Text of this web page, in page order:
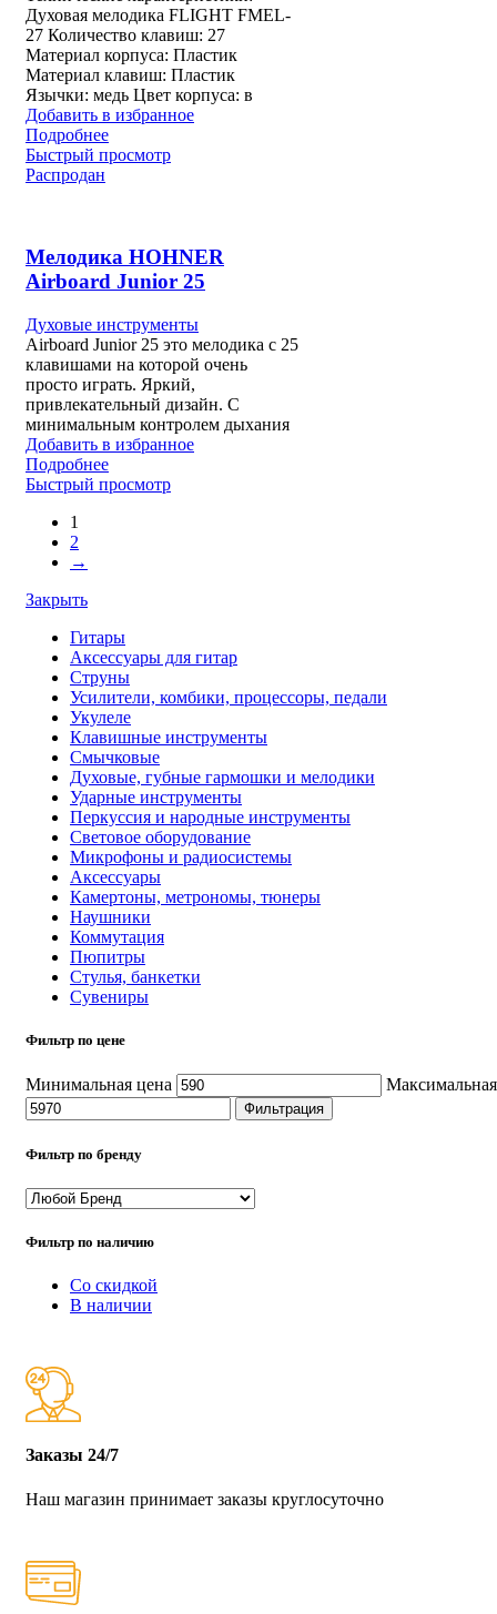
Закрыть
Гитары
Аксессуары для гитар
Струны
Усилители, комбики, процессоры, педали
Укулеле
Клавишные инструменты
Смычковые
Духовые, губные гармошки и мелодики
Ударные инструменты
Перкуссия и народные инструменты
Световое оборудование
Микрофоны и радиосистемы
Аксессуары
Камертоны, метрономы, тюнеры
Наушники
Коммутация
Пюпитры
Стулья, банкетки
Сувениры
Фильтр по цене
Минимальная цена
Фильтрация
Фильтр по бренду
Фильтр по наличию
Со скидкой
В наличии
Духовая мелодика FLIGHT FMEL-
27 Количество клавиш: 27
Материал корпуса: Пластик
Материал клавиш: Пластик
Язычки: медь Цвет корпуса: в
Добавить в избранное
Подробнее
Быстрый просмотр
Распродан
Мелодика HOHNER
Airboard Junior 25
Духовые инструменты
Airboard Junior 25 это мелодика с 25
клавишами на которой очень
просто играть. Яркий,
привлекательный дизайн. С
минимальным контролем дыхания
Добавить в избранное
Подробнее
Быстрый просмотр
1
2
→
Заказы 24/7
Наш магазин принимает заказы круглосуточно